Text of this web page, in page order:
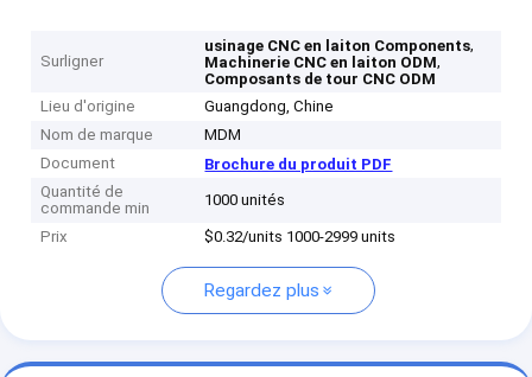
Surligner
usinage CNC en laiton Components,
Machinerie CNC en laiton ODM,
Composants de tour CNC ODM
Lieu d'origine
Guangdong, Chine
Nom de marque
MDM
Document
Brochure du produit PDF
Quantité de
commande min
1000 unités
Prix $0.32/units 1000-2999 units
Regardez plus